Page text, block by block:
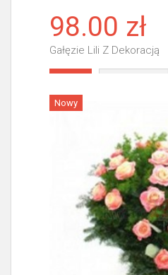
98.00 zł
Gałęzie Lili Z Dekoracją
Nowy